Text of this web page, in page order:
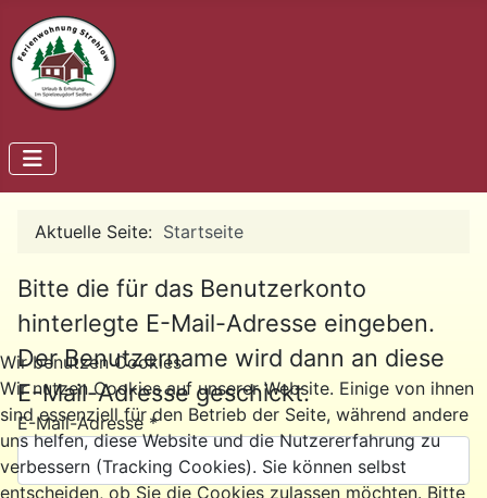
Aktuelle Seite: Startseite
Bitte die für das Benutzerkonto
hinterlegte E-Mail-Adresse eingeben.
Der Benutzername wird dann an diese
E-Mail-Adresse geschickt.
E-Mail-Adresse *
Wir benutzen Cookies
Wir nutzen Cookies auf unserer Website. Einige von ihnen
sind essenziell für den Betrieb der Seite, während andere
uns helfen, diese Website und die Nutzererfahrung zu
verbessern (Tracking Cookies). Sie können selbst
entscheiden, ob Sie die Cookies zulassen möchten. Bitte